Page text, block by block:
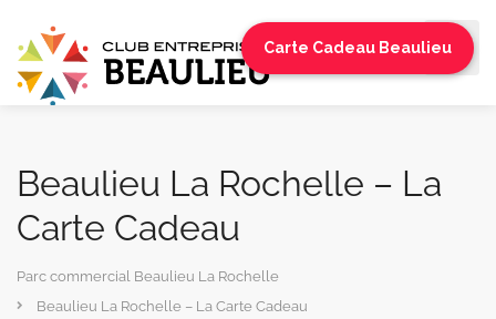
Carte Cadeau Beaulieu
Beaulieu La Rochelle – La
Carte Cadeau
Parc commercial Beaulieu La Rochelle
Beaulieu La Rochelle – La Carte Cadeau